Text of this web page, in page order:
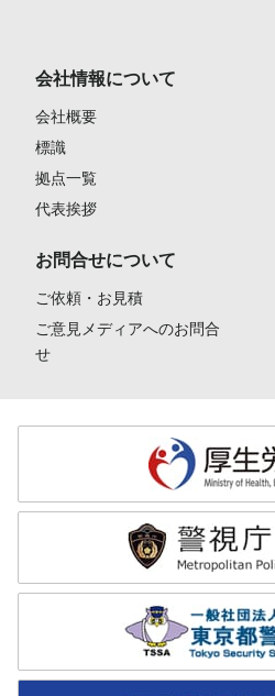
会社情報について
会社概要
標識
拠点一覧
代表挨拶
お問合せについて
ご依頼・お見積
ご意見メディアへのお問合
せ